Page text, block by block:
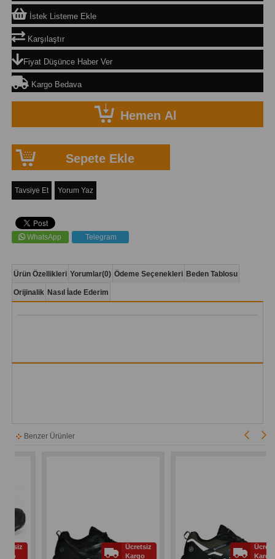
İstek Listeme Ekle
Karşılaştır
Fiyat Düşünce Haber Ver
Kargo Bedava
Tavsiye Et Yorum Yaz
WhatsApp Telegram
Ürün Özellikleri Yorumlar(0) Ödeme Seçenekleri Beden Tablosu
Orijinalik Nasıl İade Ederim
Benzer Ürünler
Ücretsiz
Kargo
Ücretsiz
Kargo